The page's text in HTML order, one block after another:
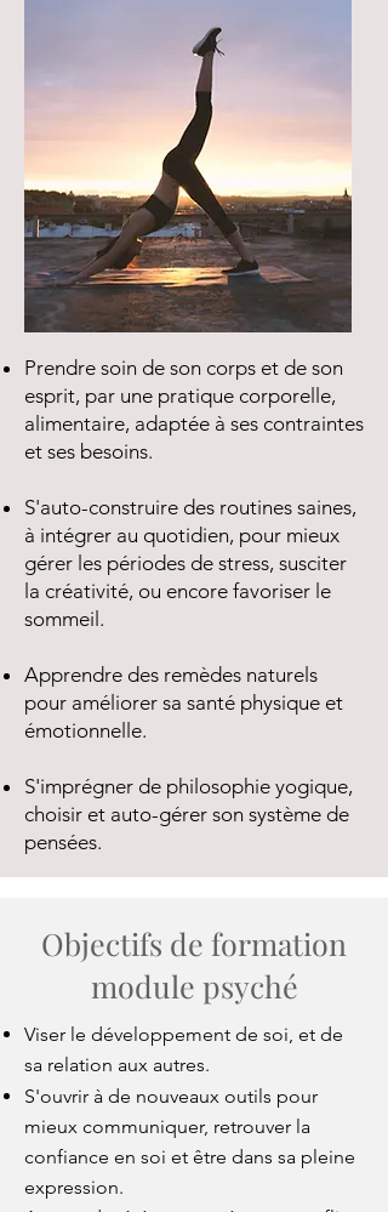
Prendre soin de son corps et de son
esprit, par une pratique corporelle,
alimentaire, adaptée à ses contraintes
et ses besoins.
S'auto-construire des routines saines,
à intégrer au quotidien, pour mieux
gérer les périodes de stress, susciter
la créativité, ou encore favoriser le
sommeil.
Apprendre des remèdes naturels
pour améliorer sa santé physique et
émotionnelle.
S'imprégner de philosophie yogique,
choisir et auto-gérer son système de
pensées.
Objectifs de formation
module psyché
Viser le développement de soi, et de
sa relation aux autres.
S'ouvrir à de nouveaux outils pour
mieux communiquer, retrouver la
confiance en soi et être dans sa pleine
expression.